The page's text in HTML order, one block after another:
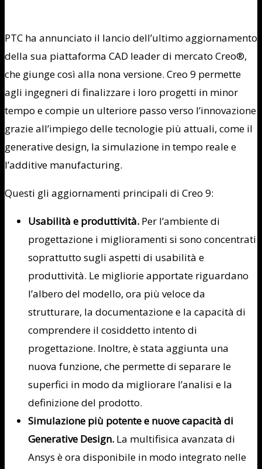
PTC ha annunciato il lancio dell’ultimo aggiornamento
della sua piattaforma CAD leader di mercato Creo®,
che giunge così alla nona versione. Creo 9 permette
agli ingegneri di finalizzare i loro progetti in minor
tempo e compie un ulteriore passo verso l’innovazione
grazie all’impiego delle tecnologie più attuali, come il
generative design, la simulazione in tempo reale e
l’additive manufacturing.
Questi gli aggiornamenti principali di Creo 9:
Usabilità e produttività. Per l’ambiente di
progettazione i miglioramenti si sono concentrati
soprattutto sugli aspetti di usabilità e
produttività. Le migliorie apportate riguardano
l’albero del modello, ora più veloce da
strutturare, la documentazione e la capacità di
comprendere il cosiddetto intento di
progettazione. Inoltre, è stata aggiunta una
nuova funzione, che permette di separare le
superfici in modo da migliorare l’analisi e la
definizione del prodotto.
Simulazione più potente e nuove capacità di
Generative Design. La multifisica avanzata di
Ansys è ora disponibile in modo integrato nelle